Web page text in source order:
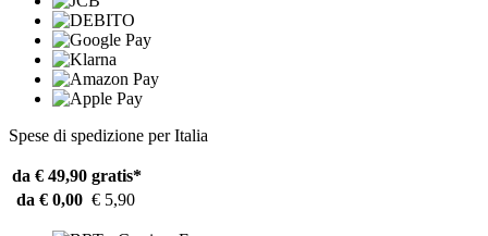
Spese di spedizione per Italia
da € 49,90 gratis*
da € 0,00 € 5,90